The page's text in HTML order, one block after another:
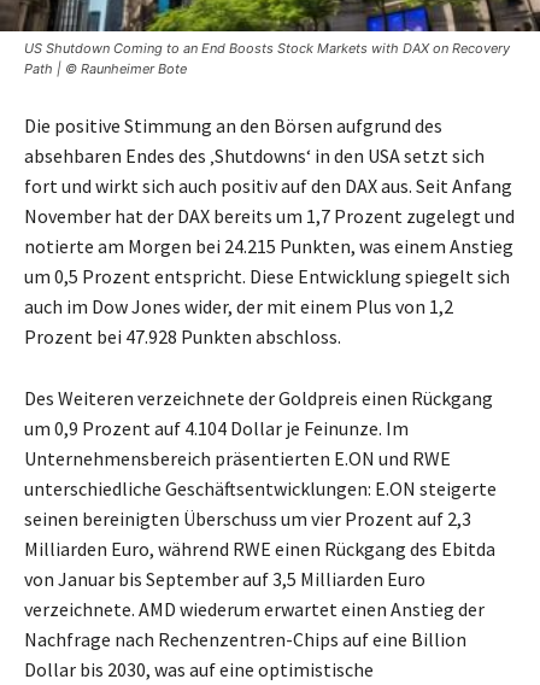
US Shutdown Coming to an End Boosts Stock Markets with DAX on Recovery
Path | © Raunheimer Bote
Die positive Stimmung an den Börsen aufgrund des
absehbaren Endes des ‚Shutdowns‘ in den USA setzt sich
fort und wirkt sich auch positiv auf den DAX aus. Seit Anfang
November hat der DAX bereits um 1,7 Prozent zugelegt und
notierte am Morgen bei 24.215 Punkten, was einem Anstieg
um 0,5 Prozent entspricht. Diese Entwicklung spiegelt sich
auch im Dow Jones wider, der mit einem Plus von 1,2
Prozent bei 47.928 Punkten abschloss.
Des Weiteren verzeichnete der Goldpreis einen Rückgang
um 0,9 Prozent auf 4.104 Dollar je Feinunze. Im
Unternehmensbereich präsentierten E.ON und RWE
unterschiedliche Geschäftsentwicklungen: E.ON steigerte
seinen bereinigten Überschuss um vier Prozent auf 2,3
Milliarden Euro, während RWE einen Rückgang des Ebitda
von Januar bis September auf 3,5 Milliarden Euro
verzeichnete. AMD wiederum erwartet einen Anstieg der
Nachfrage nach Rechenzentren-Chips auf eine Billion
Dollar bis 2030, was auf eine optimistische